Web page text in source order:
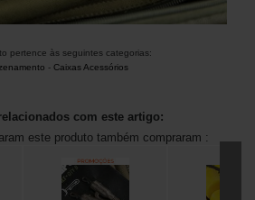
pertence às seguintes categorias:
- Caixas Acessórios
com este artigo:
este produto também compraram :